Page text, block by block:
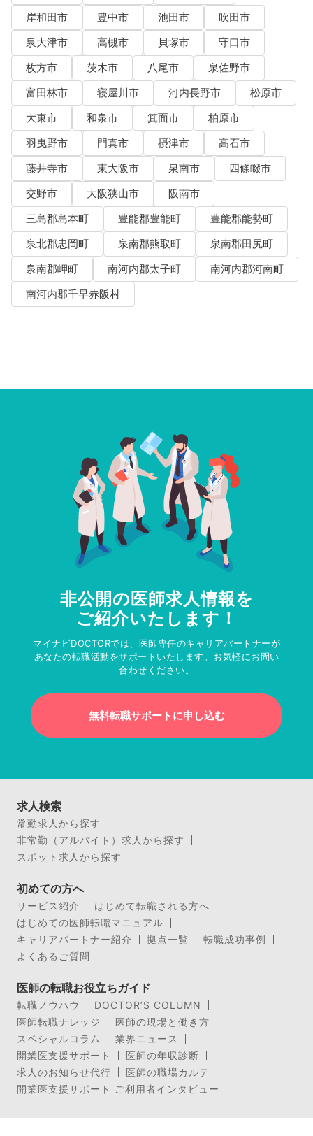
岸和田市
豊中市 池田市
吹田市
泉大津市
高槻市 貝塚市
守口市
枚方市
茨木市 八尾市
泉佐野市
富田林市
寝屋川市 河内長野市
松原市
大東市
和泉市 箕面市
柏原市
羽曳野市
門真市 摂津市
高石市
藤井寺市
東大阪市 泉南市
四條畷市
交野市
大阪狭山市
阪南市
三島郡島本町
豊能郡豊能町
豊能郡能勢町
泉北郡忠岡町
泉南郡熊取町
泉南郡田尻町
泉南郡岬町
南河内郡太子町
南河内郡河南町
南河内郡千早赤阪村
非公開の医師求人情報を
ご紹介いたします！
マイナビDOCTORでは、医師専任のキャリアパートナーが
あなたの転職活動をサポートいたします。お気軽にお問い
合わせください。
無料転職サポートに申し込む
求人検索
常勤求人から探す
非常勤（アルバイト）求人から探す
スポット求人から探す
初めての方へ
サービス紹介
はじめて転職される方へ
はじめての医師転職マニュアル
キャリアパートナー紹介
拠点一覧
転職成功事例
よくあるご質問
医師の転職お役立ちガイド
転職ノウハウ
DOCTOR’S COLUMN
医師転職ナレッジ
医師の現場と働き方
スペシャルコラム
業界ニュース
開業医支援サポート
医師の年収診断
求人のお知らせ代行
医師の職場カルテ
開業医支援サポート ご利用者インタビュー